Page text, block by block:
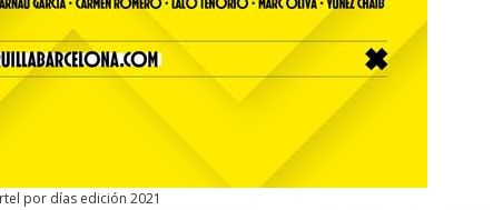
por días edición 2021